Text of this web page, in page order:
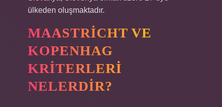
ülkeden oluşmaktadır.
MAASTRICHT VE
KOPENHAG
KRITERLERI
NELERDIR?